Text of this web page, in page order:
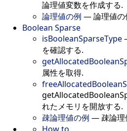
論理値変数を作成する.
論理値の例 —論理値の
Boolean Sparse
isBooleanSparseType
を確認する.
属性を取得.
れたメモリを開放する.
疎論理値の例 — 疎論